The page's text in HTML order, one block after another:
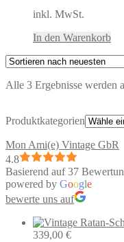
inkl. MwSt.
In den Warenkorb
Alle 3 Ergebnisse werden
Produktkategorien
Mon Ami(e) Vintage GbR
4.8
Basierend auf 37
powered by Google
bewerte uns auf
339,00 €